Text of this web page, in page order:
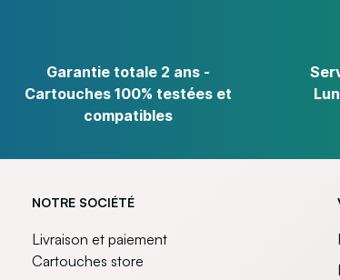
Garantie totale 2 ans -
Cartouches 100% testées et
compatibles
NOTRE SOCIÉTÉ
Livraison et paiement
Cartouches store